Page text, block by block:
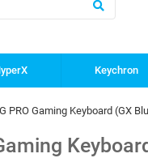
Keychron
Gaming Keyboard (GX